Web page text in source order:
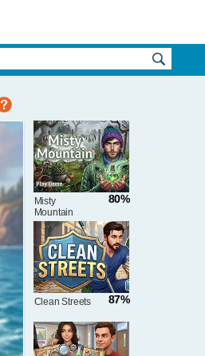
80%
Misty
Mountain
87%
Clean Streets